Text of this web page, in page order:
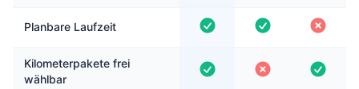
Planbare Laufzeit
Kilometerpakete frei
wählbar